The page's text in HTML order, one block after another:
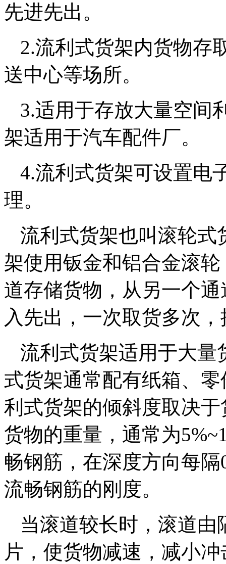
先进先出。
2.流利式货架内货物存
送中心等场所。
3.适用于存放大量空间
架适用于汽车配件厂。
4.流利式货架可设置电
理。
流利式货架也叫滚轮式
架使用钣金和铝合金滚
道存储货物，从另一个
入先出，一次取货多次
流利式货架适用于大量
式货架通常配有纸箱、
利式货架的倾斜度取决
货物的重量，通常为
畅钢筋，在深度方向每
流畅钢筋的刚度。
当滚道较长时，滚道
片，使货物减速，减小